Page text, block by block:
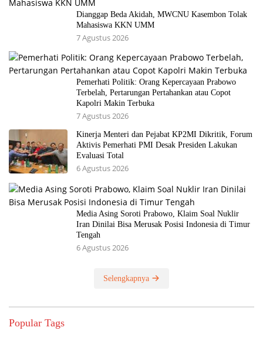
Dianggap Beda Akidah, MWCNU Kasembon Tolak
Mahasiswa KKN UMM
7 Agustus 2026
Pemerhati Politik: Orang Kepercayaan Prabowo
Terbelah, Pertarungan Pertahankan atau Copot
Kapolri Makin Terbuka
7 Agustus 2026
Kinerja Menteri dan Pejabat KP2MI Dikritik, Forum
Aktivis Pemerhati PMI Desak Presiden Lakukan
Evaluasi Total
6 Agustus 2026
Media Asing Soroti Prabowo, Klaim Soal Nuklir
Iran Dinilai Bisa Merusak Posisi Indonesia di Timur
Tengah
6 Agustus 2026
Selengkapnya
Popular Tags